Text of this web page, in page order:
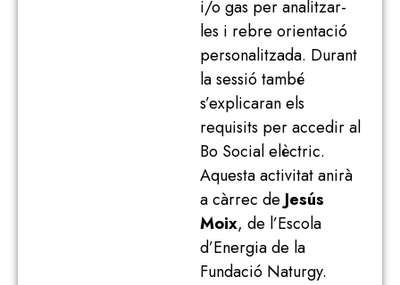
i/o gas per analitzar-
les i rebre orientació
personalitzada. Durant
la sessió també
s’explicaran els
requisits per accedir al
Bo Social elèctric.
Aquesta activitat anirà
a càrrec de Jesús
Moix, de l’Escola
d’Energia de la
Fundació Naturgy.